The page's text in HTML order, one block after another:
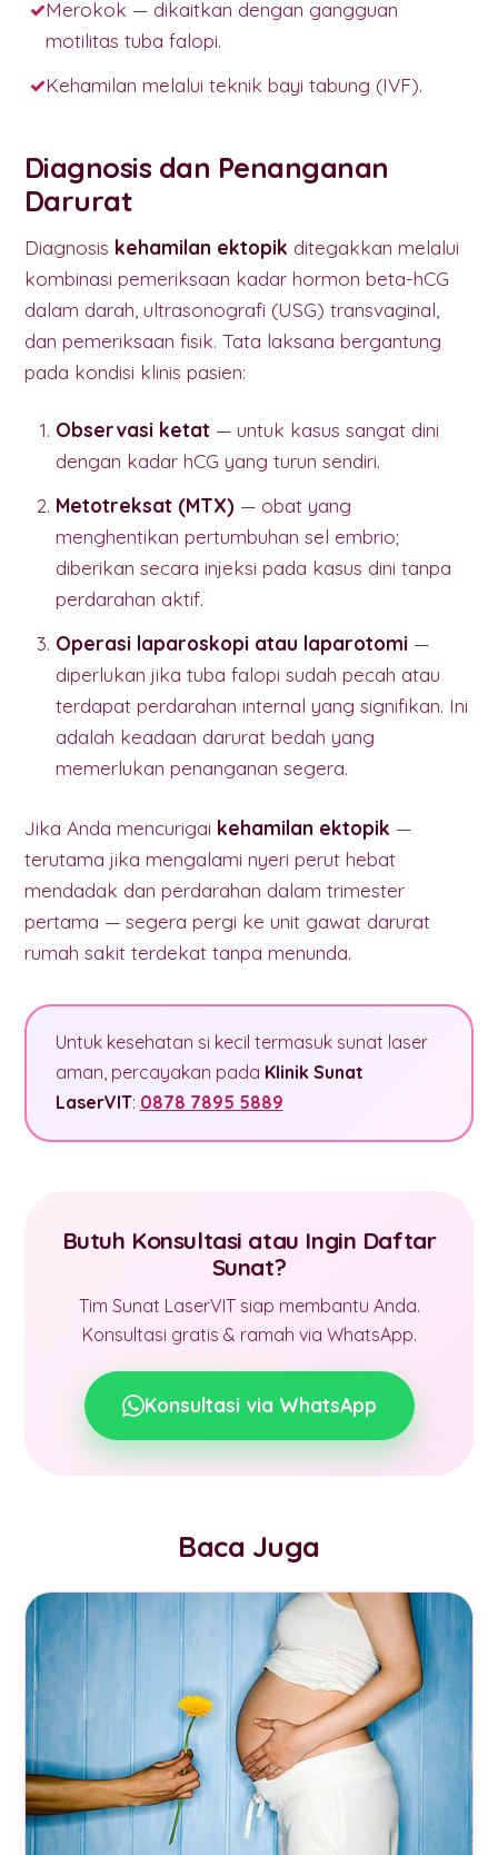
Merokok — dikaitkan dengan gangguan
motilitas tuba falopi.
Kehamilan melalui teknik bayi tabung (IVF).
Diagnosis dan Penanganan
Darurat
Diagnosis kehamilan ektopik ditegakkan melalui
kombinasi pemeriksaan kadar hormon beta-hCG
dalam darah, ultrasonografi (USG) transvaginal,
dan pemeriksaan fisik. Tata laksana bergantung
pada kondisi klinis pasien:
Observasi ketat — untuk kasus sangat dini
dengan kadar hCG yang turun sendiri.
Metotreksat (MTX) — obat yang
menghentikan pertumbuhan sel embrio;
diberikan secara injeksi pada kasus dini tanpa
perdarahan aktif.
Operasi laparoskopi atau laparotomi —
diperlukan jika tuba falopi sudah pecah atau
terdapat perdarahan internal yang signifikan. Ini
adalah keadaan darurat bedah yang
memerlukan penanganan segera.
Jika Anda mencurigai kehamilan ektopik —
terutama jika mengalami nyeri perut hebat
mendadak dan perdarahan dalam trimester
pertama — segera pergi ke unit gawat darurat
rumah sakit terdekat tanpa menunda.
Untuk kesehatan si kecil termasuk sunat laser
aman, percayakan pada Klinik Sunat
LaserVIT: 0878 7895 5889
Butuh Konsultasi atau Ingin Daftar
Sunat?
Tim Sunat LaserVIT siap membantu Anda.
Konsultasi gratis & ramah via WhatsApp.
Konsultasi via WhatsApp
Baca Juga